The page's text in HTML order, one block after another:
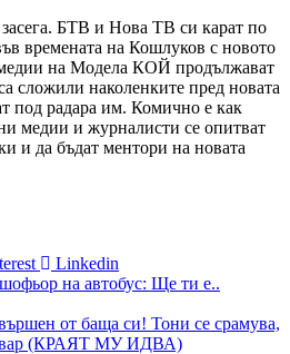
БТВ и Нова ТВ си карат по
времената на Кошлуков с новото
на Модела КОЙ продължават
сложили наколенките пред новата
под радара им. Комично е как
медии и журналисти се опитват
и да бъдат ментори на новата
Linkedin
на автобус: Ще ти е..
от баща си! Тони се срамува,
твар (КРАЯТ МУ ИДВА)